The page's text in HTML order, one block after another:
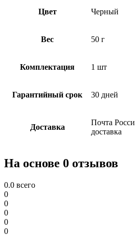
Цвет Черный
Вес 50 г
Комплектация 1 шт
Гарантийный срок 30 дней
Доставка
Почта
доставка
На основе 0 отзывов
0.0 всего
0
0
0
0
0